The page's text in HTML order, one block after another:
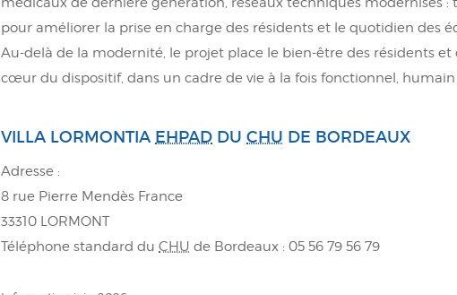
pour améliorer la prise en charge des résidents et le quotidien des
Au-delà de la modernité, le projet place le bien-être des résidents et
cœur du dispositif, dans un cadre de vie à la fois fonctionnel,
VILLA LORMONTIA EHPAD DU CHU DE BORDEAUX
Adresse :
8 rue Pierre Mendès France
33310 LORMONT
Téléphone standard du CHU de Bordeaux : 05 56 79 56 79